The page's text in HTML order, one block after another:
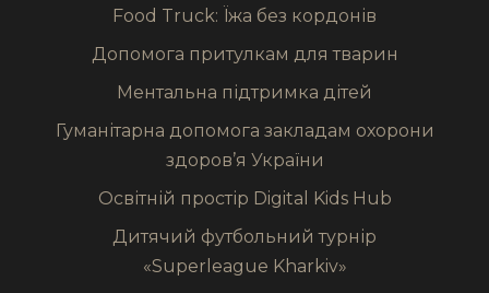
Food Truck: Їжа без кордонів
Допомога притулкам для тварин
Ментальна підтримка дітей
Гуманітарна допомога закладам охорони
здоров’я України
Освітній простір Digital Kids Hub
Дитячий футбольний турнір
«Superleague Kharkiv»